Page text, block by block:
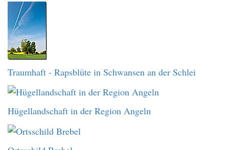
Traumhaft - Rapsblüte in Schwansen an der Schlei
Hügellandschaft in der Region Angeln